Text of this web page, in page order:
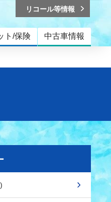
ト/保険 中古車情報
リコール等情報